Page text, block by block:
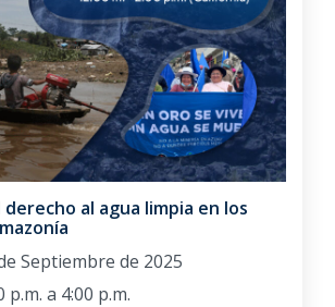
al agua limpia en los
Septiembre de 2025
p.m. a 4:00 p.m.